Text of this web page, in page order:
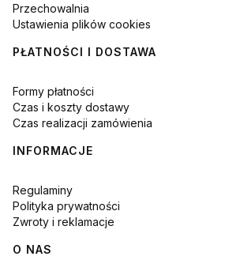
Przechowalnia
Ustawienia plików cookies
PŁATNOŚCI I DOSTAWA
Formy płatności
Czas i koszty dostawy
Czas realizacji zamówienia
INFORMACJE
Regulaminy
Polityka prywatności
Zwroty i reklamacje
O NAS